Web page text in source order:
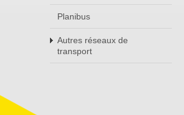
Planibus
Autres réseaux de
transport